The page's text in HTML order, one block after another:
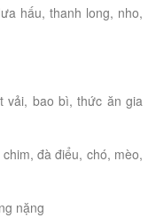
hấu, thanh long, nho,
vải, bao bì, thức ăn gia
đà điểu, chó, mèo,
nặng